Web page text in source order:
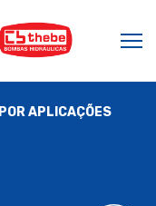
POR APLICAÇÕES